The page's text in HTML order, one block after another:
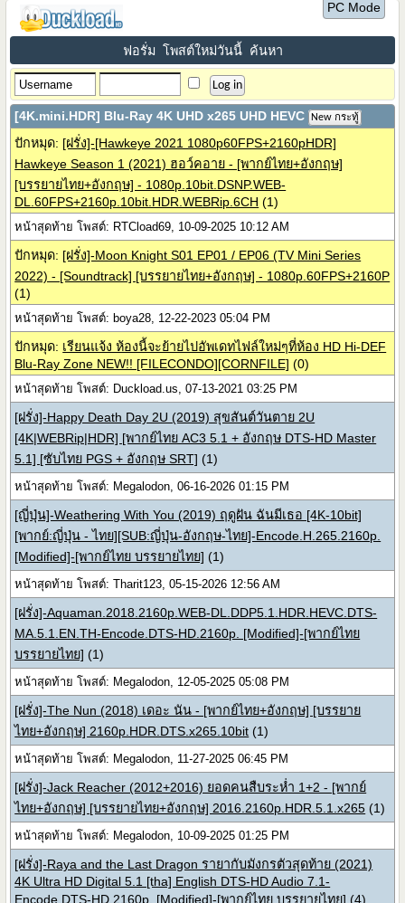
PC Mode
ฟอรั่ม โพสต์ใหม่วันนี้ ค้นหา
[4K.mini.HDR] Blu-Ray 4K UHD x265 UHD HEVC New กระทู้
ปักหมุด: [ฝรั่ง]-[Hawkeye 2021 1080p60FPS+2160pHDR]
Hawkeye Season 1 (2021) ฮอว์คอาย - [พากย์ไทย+อังกฤษ]
[บรรยายไทย+อังกฤษ] - 1080p.10bit.DSNP.WEB-
DL.60FPS+2160p.10bit.HDR.WEBRip.6CH (1)
หน้าสุดท้าย โพสต์: RTCload69, 10-09-2025 10:12 AM
ปักหมุด: [ฝรั่ง]-Moon Knight S01 EP01 / EP06 (TV Mini Series
2022) - [Soundtrack] [บรรยายไทย+อังกฤษ] - 1080p.60FPS+2160P
(1)
หน้าสุดท้าย โพสต์: boya28, 12-22-2023 05:04 PM
ปักหมุด: เรียนแจ้ง ห้องนี้จะย้ายไปอัพเดทไฟล์ใหม่ๆที่ห้อง HD Hi-DEF
Blu-Ray Zone NEW!! [FILECONDO][CORNFILE] (0)
หน้าสุดท้าย โพสต์: Duckload.us, 07-13-2021 03:25 PM
[ฝรั่ง]-Happy Death Day 2U (2019) สุขสันต์วันตาย 2U
[4K|WEBRip|HDR] [พากย์ไทย AC3 5.1 + อังกฤษ DTS-HD Master
5.1] [ซับไทย PGS + อังกฤษ SRT] (1)
หน้าสุดท้าย โพสต์: Megalodon, 06-16-2026 01:15 PM
[ญี่ปุ่น]-Weathering With You (2019) ฤดูฝัน ฉันมีเธอ [4K-10bit]
[พากย์:ญี่ปุ่น - ไทย][SUB:ญี่ปุ่น-อังกฤษ-ไทย]-Encode.H.265.2160p.
[Modified]-[พากย์ไทย บรรยายไทย] (1)
หน้าสุดท้าย โพสต์: Tharit123, 05-15-2026 12:56 AM
[ฝรั่ง]-Aquaman.2018.2160p.WEB-DL.DDP5.1.HDR.HEVC.DTS-
MA.5.1.EN.TH-Encode.DTS-HD.2160p. [Modified]-[พากย์ไทย
บรรยายไทย] (1)
หน้าสุดท้าย โพสต์: Megalodon, 12-05-2025 05:08 PM
[ฝรั่ง]-The Nun (2018) เดอะ นัน - [พากย์ไทย+อังกฤษ] [บรรยาย
ไทย+อังกฤษ] 2160p.HDR.DTS.x265.10bit (1)
หน้าสุดท้าย โพสต์: Megalodon, 11-27-2025 06:45 PM
[ฝรั่ง]-Jack Reacher (2012+2016) ยอดคนสืบระห่ำ 1+2 - [พากย์
ไทย+อังกฤษ] [บรรยายไทย+อังกฤษ] 2016.2160p.HDR.5.1.x265 (1)
หน้าสุดท้าย โพสต์: Megalodon, 10-09-2025 01:25 PM
[ฝรั่ง]-Raya and the Last Dragon รายากับมังกรตัวสุดท้าย (2021)
4K Ultra HD Digital 5.1 [tha] English DTS-HD Audio 7.1-
Encode.DTS-HD.2160p. [Modified]-[พากย์ไทย บรรยายไทย] (4)